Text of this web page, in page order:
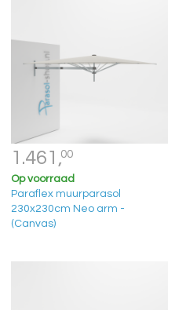
1.461,00
Op voorraad
Paraflex muurparasol
230x230cm Neo arm -
(Canvas)